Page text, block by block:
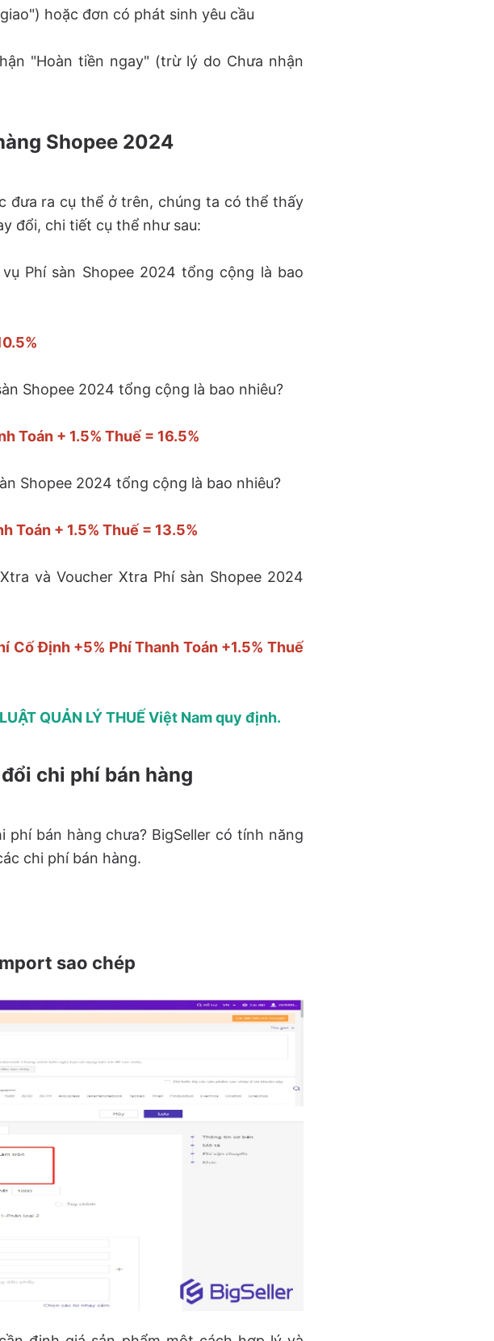
hoặc đơn có phát sinh yêu cầu
"Hoàn tiền ngay" (trừ lý do Chưa nhận
Shopee 2024
đưa ra cụ thể ở trên, chúng ta có thể thấy
đổi, chi tiết cụ thể như sau:
Phí sàn Shopee 2024 tổng cộng là bao
Shopee 2024 tổng cộng là bao nhiêu?
Toán + 1.5% Thuế = 16.5%
Shopee 2024 tổng cộng là bao nhiêu?
Toán + 1.5% Thuế = 13.5%
và Voucher Xtra Phí sàn Shopee 2024
Cố Định +5% Phí Thanh Toán +1.5% Thuế
QUẢN LÝ THUẾ Việt Nam quy định.
chi phí bán hàng
bán hàng chưa? BigSeller có tính năng
chi phí bán hàng.
sao chép